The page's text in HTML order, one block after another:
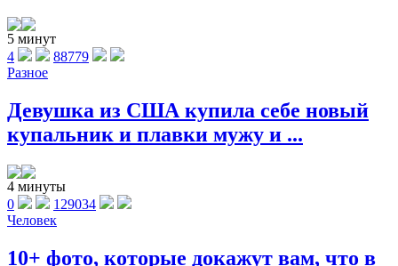
5 минут
4
88779
Разное
Девушка из США купила себе новый
купальник и плавки мужу и ...
4 минуты
0
129034
Человек
10+ фото, которые докажут вам, что в